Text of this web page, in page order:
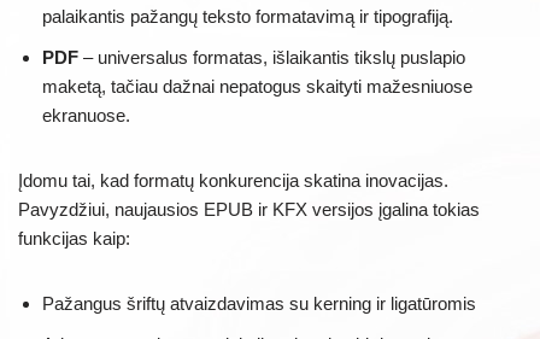
palaikantis pažangų teksto formatavimą ir tipografiją.
PDF – universalus formatas, išlaikantis tikslų puslapio
maketą, tačiau dažnai nepatogus skaityti mažesniuose
ekranuose.
Įdomu tai, kad formatų konkurencija skatina inovacijas.
Pavyzdžiui, naujausios EPUB ir KFX versijos įgalina tokias
funkcijas kaip:
Pažangus šriftų atvaizdavimas su kerning ir ligatūromis